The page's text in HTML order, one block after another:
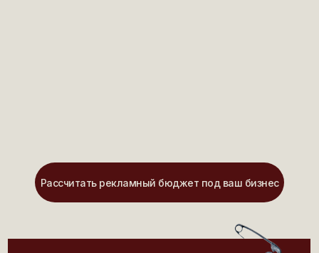
Рассчитать рекламный бюджет под ваш бизнес